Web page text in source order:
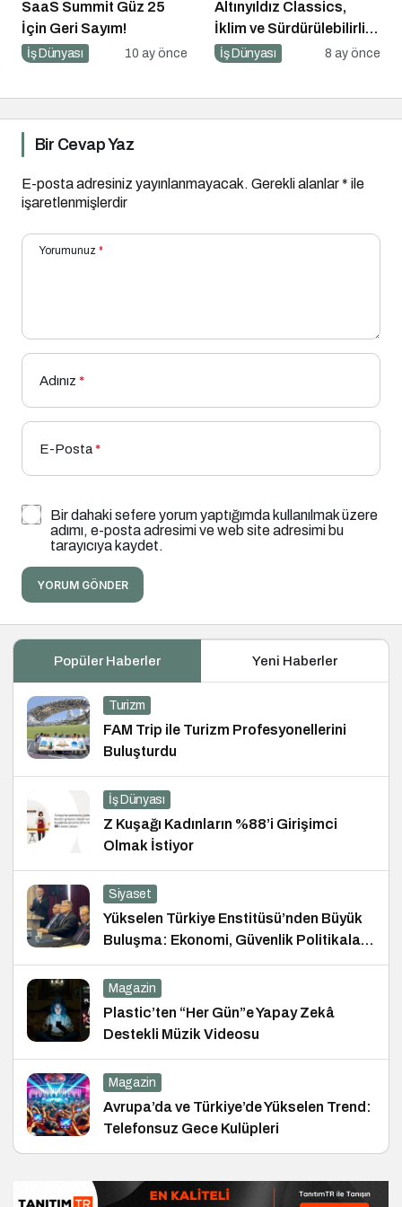
SaaS Summit Güz 25
İçin Geri Sayım!
İş Dünyası 10 ay önce
Altınyıldız Classics,
İklim ve Sürdürülebilirlik
Ödülleri’nde “Yılın Geri
Kazandı
İş Dünyası 8 ay önce
Bir Cevap Yaz
E-posta adresiniz yayınlanmayacak. Gerekli alanlar* ile
işaretlenmişlerdir
Yorumunuz *
Adınız *
E-Posta*
Bir dahaki sefere yorum yaptığımda kullanılmak üzere
adımı, e-posta adresimi ve web site adresimi bu
tarayıcıya kaydet.
YORUM GÖNDER
Popüler Haberler Yeni Haberler
Turizm
FAM Trip ile Turizm Profesyonellerini
Buluşturdu
İş Dünyası
Z Kuşağı Kadınların %88’i Girişimci
Olmak İstiyor
Siyaset
Yükselen Türkiye Enstitüsü’nden Büyük
Buluşma: Ekonomi, Güvenlik Politikaları
ve Hukuk Konferansı
Magazin
Plastic’ten “Her Gün”e Yapay Zekâ
Destekli Müzik Videosu
Magazin
Avrupa’da ve Türkiye’de Yükselen Trend:
Telefonsuz Gece Kulüpleri